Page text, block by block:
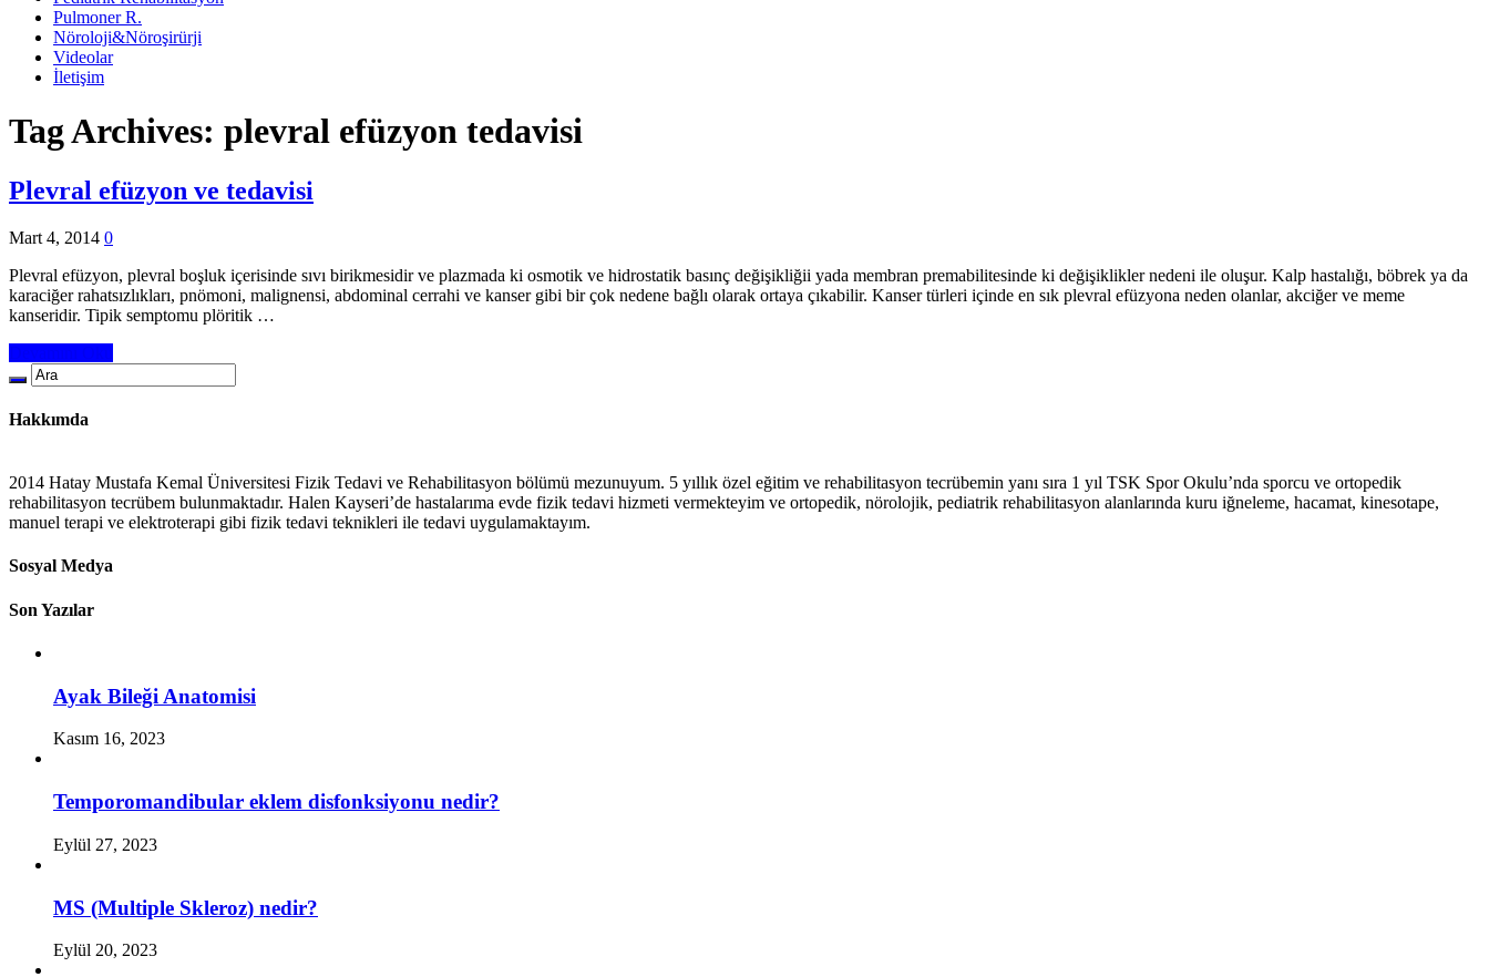
Pulmoner R.
Nöroloji&Nöroşirürji
Videolar
İletişim
Tag Archives: plevral efüzyon tedavisi
Plevral efüzyon ve tedavisi
Mart 4, 2014 0
Plevral efüzyon, plevral boşluk içerisinde sıvı birikmesidir ve plazmada ki osmotik ve hidrostatik basınç değişikliğii yada membran premabilitesinde ki değişiklikler nedeni ile oluşur. Kalp hastalığı, böbrek ya da
karaciğer rahatsızlıkları, pnömoni, malignensi, abdominal cerrahi ve kanser gibi bir çok nedene bağlı olarak ortaya çıkabilir. Kanser türleri içinde en sık plevral efüzyona neden olanlar, akciğer ve meme
kanseridir. Tipik semptomu plöritik …
Hakkımda
2014 Hatay Mustafa Kemal Üniversitesi Fizik Tedavi ve Rehabilitasyon bölümü mezunuyum. 5 yıllık özel eğitim ve rehabilitasyon tecrübemin yanı sıra 1 yıl TSK Spor Okulu’nda sporcu ve ortopedik
rehabilitasyon tecrübem bulunmaktadır. Halen Kayseri’de hastalarıma evde fizik tedavi hizmeti vermekteyim ve ortopedik, nörolojik, pediatrik rehabilitasyon alanlarında kuru iğneleme, hacamat, kinesotape,
manuel terapi ve elektroterapi gibi fizik tedavi teknikleri ile tedavi uygulamaktayım.
Sosyal Medya
Son Yazılar
Ayak Bileği Anatomisi
Kasım 16, 2023
Temporomandibular eklem disfonksiyonu nedir?
Eylül 27, 2023
MS (Multiple Skleroz) nedir?
Eylül 20, 2023